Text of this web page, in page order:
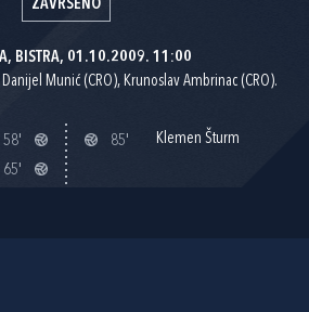
ZAVRŠENO
BISTRA, 01.10.2009. 11:00
Munić (CRO), Krunoslav Ambrinac (CRO).
58'
65'
85' Klemen Šturm